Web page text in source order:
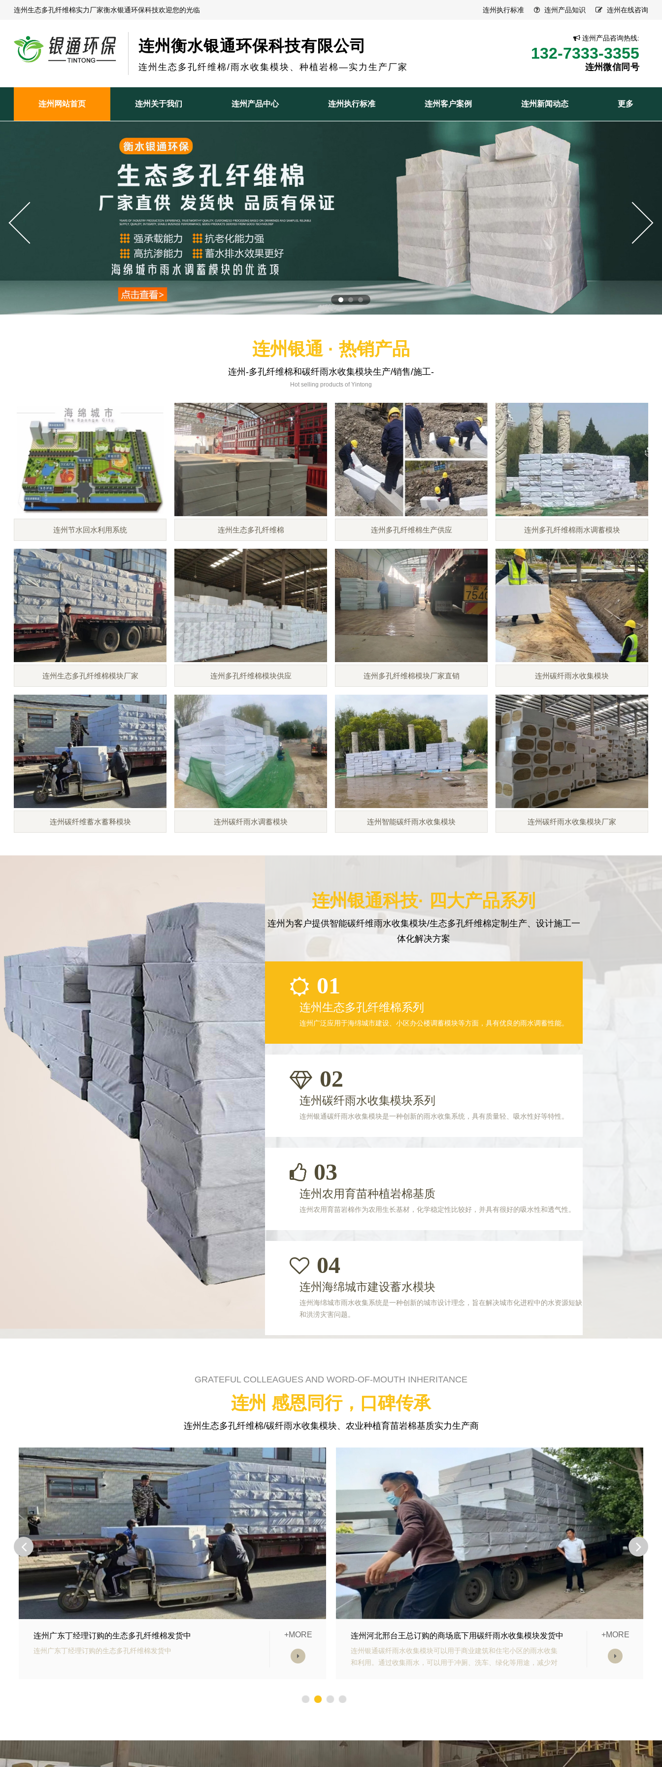
连州生态多孔纤维棉实力厂家衡水银通环保科技欢迎您的光临 连州执行标准 连州产品知识 连州在线咨询
连州衡水银通环保科技有限公司
连州生态多孔纤维棉/雨水收集模块、种植岩棉—实力生产厂家
连州产品咨询热线:
132-7333-3355
连州微信同号
连州网站首页 连州关于我们 连州产品中心 连州执行标准 连州客户案例 连州新闻动态 更多
连州银通 · 热销产品
连州-多孔纤维棉和碳纤雨水收集模块生产/销售/施工-
Hot selling products of Yintong
连州节水回水利用系统 连州生态多孔纤维棉 连州多孔纤维棉生产供应 连州多孔纤维棉雨水调蓄模块
连州生态多孔纤维棉模块厂家 连州多孔纤维棉模块供应 连州多孔纤维棉模块厂家直销 连州碳纤雨水收集模块
连州碳纤维蓄水蓄释模块 连州碳纤雨水调蓄模块 连州智能碳纤雨水收集模块 连州碳纤雨水收集模块厂家
连州银通科技· 四大产品系列
连州为客户提供智能碳纤维雨水收集模块/生态多孔纤维棉定制生产、设计施工一
体化解决方案
01
连州生态多孔纤维棉系列
连州广泛应用于海绵城市建设、小区办公楼调蓄模块等方面，具有优良的雨水调蓄性能。
02
连州碳纤雨水收集模块系列
连州银通碳纤雨水收集模块是一种创新的雨水收集系统，具有质量轻、吸水性好等特性。
03
连州农用育苗种植岩棉基质
连州农用育苗岩棉作为农用生长基材，化学稳定性比较好，并具有很好的吸水性和透气性。
04
连州海绵城市建设蓄水模块
连州海绵城市雨水收集系统是一种创新的城市设计理念，旨在解决城市化进程中的水资源短缺
和洪涝灾害问题。
GRATEFUL COLLEAGUES AND WORD-OF-MOUTH INHERITANCE
连州 感恩同行，口碑传承
连州生态多孔纤维棉/碳纤雨水收集模块、农业种植育苗岩棉基质实力生产商
连州河北邢台王总订购的商场底下用碳纤雨水收集模块发货中
连州银通碳纤雨水收集模块可以用于商业建筑和住宅小区的雨水收集
+MORE 连州山东青岛李经理订购的生态多孔纤维棉正在发货
连州银通生态多孔纤维棉具有高强承载能力、高抗渗能力、抗老化能
力强、施工方便等优势。模块的顶部应设计有反冲洗装置，以防止堵
+MORE